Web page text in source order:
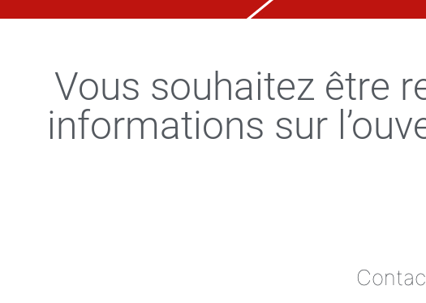
Vous souhaitez être
informations sur